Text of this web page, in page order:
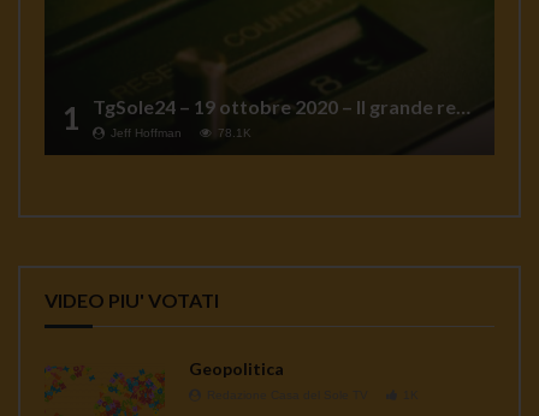
1 Jeff Hoffman 78.1K
VIDEO PIU' VOTATI
Geopolitica